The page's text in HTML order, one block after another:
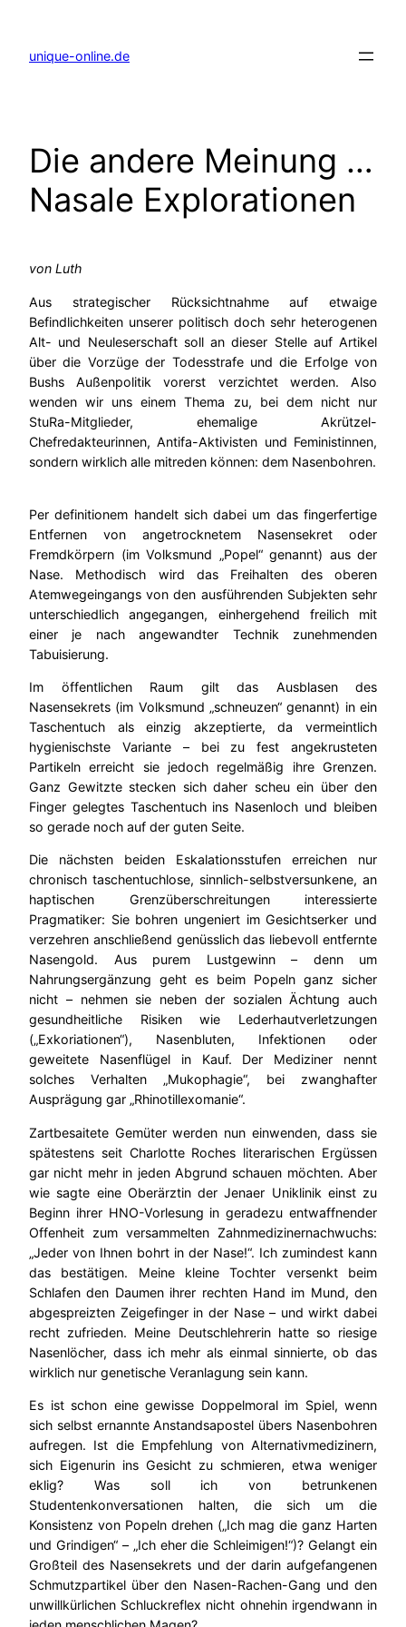
springen
unique-online.de
Die andere Meinung …
Nasale Explorationen
von Luth
Aus strategischer Rücksichtnahme auf etwaige
Befindlichkeiten unserer politisch doch sehr heterogenen
Alt- und Neuleserschaft soll an dieser Stelle auf Artikel
über die Vorzüge der Todesstrafe und die Erfolge von
Bushs Außenpolitik vorerst verzichtet werden. Also
wenden wir uns einem Thema zu, bei dem nicht nur
StuRa-Mitglieder, ehemalige Akrützel-
Chefredakteurinnen, Antifa-Aktivisten und Feministinnen,
sondern wirklich alle mitreden können: dem Nasenbohren.
Per definitionem handelt sich dabei um das fingerfertige
Entfernen von angetrocknetem Nasensekret oder
Fremdkörpern (im Volksmund „Popel“ genannt) aus der
Nase. Methodisch wird das Freihalten des oberen
Atemwegeingangs von den ausführenden Subjekten sehr
unterschiedlich angegangen, einhergehend freilich mit
einer je nach angewandter Technik zunehmenden
Tabuisierung.
Im öffentlichen Raum gilt das Ausblasen des
Nasensekrets (im Volksmund „schneuzen“ genannt) in ein
Taschentuch als einzig akzeptierte, da vermeintlich
hygienischste Variante – bei zu fest angekrusteten
Partikeln erreicht sie jedoch regelmäßig ihre Grenzen.
Ganz Gewitzte stecken sich daher scheu ein über den
Finger gelegtes Taschentuch ins Nasenloch und bleiben
so gerade noch auf der guten Seite.
Die nächsten beiden Eskalationsstufen erreichen nur
chronisch taschentuchlose, sinnlich-selbstversunkene, an
haptischen Grenzüberschreitungen interessierte
Pragmatiker: Sie bohren ungeniert im Gesichtserker und
verzehren anschließend genüsslich das liebevoll entfernte
Nasengold. Aus purem Lustgewinn – denn um
Nahrungsergänzung geht es beim Popeln ganz sicher
nicht – nehmen sie neben der sozialen Ächtung auch
gesundheitliche Risiken wie Lederhautverletzungen
(„Exkoriationen“), Nasenbluten, Infektionen oder
geweitete Nasenflügel in Kauf. Der Mediziner nennt
solches Verhalten „Mukophagie“, bei zwanghafter
Ausprägung gar „Rhinotillexomanie“.
Zartbesaitete Gemüter werden nun einwenden, dass sie
spätestens seit Charlotte Roches literarischen Ergüssen
gar nicht mehr in jeden Abgrund schauen möchten. Aber
wie sagte eine Oberärztin der Jenaer Uniklinik einst zu
Beginn ihrer HNO-Vorlesung in geradezu entwaffnender
Offenheit zum versammelten Zahnmedizinernachwuchs:
„Jeder von Ihnen bohrt in der Nase!“. Ich zumindest kann
das bestätigen. Meine kleine Tochter versenkt beim
Schlafen den Daumen ihrer rechten Hand im Mund, den
abgespreizten Zeigefinger in der Nase – und wirkt dabei
recht zufrieden. Meine Deutschlehrerin hatte so riesige
Nasenlöcher, dass ich mehr als einmal sinnierte, ob das
wirklich nur genetische Veranlagung sein kann.
Es ist schon eine gewisse Doppelmoral im Spiel, wenn
sich selbst ernannte Anstandsapostel übers Nasenbohren
aufregen. Ist die Empfehlung von Alternativmedizinern,
sich Eigenurin ins Gesicht zu schmieren, etwa weniger
eklig? Was soll ich von betrunkenen
Studentenkonversationen halten, die sich um die
Konsistenz von Popeln drehen („Ich mag die ganz Harten
und Grindigen“ – „Ich eher die Schleimigen!“)? Gelangt ein
Großteil des Nasensekrets und der darin aufgefangenen
Schmutzpartikel über den Nasen-Rachen-Gang und den
unwillkürlichen Schluckreflex nicht ohnehin irgendwann in